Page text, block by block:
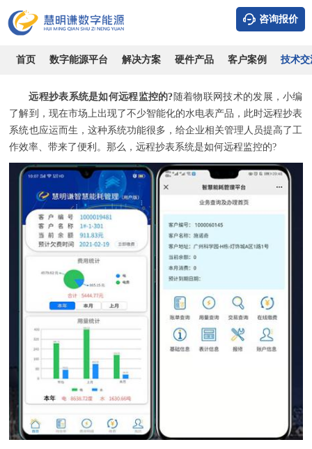
咨询报价
首页 数字能源平台 解决方案 硬件产品 客户案例 技术交
远程抄表系统是如何远程监控的?
时间：2026-08-07 浏览：6658 作者：admin
远程抄表系统是如何远程监控的? 随着物联网技术的发展，小编
了解到，现在市场上出现了不少智能化的水电表产品，此时远程抄表
系统也应运而生，这种系统功能很多，给企业相关管理人员提高了工
作效率、带来了便利。那么，远程抄表系统是如何远程监控的?